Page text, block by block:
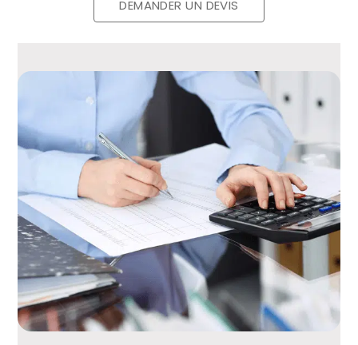
DEMANDER UN DEVIS